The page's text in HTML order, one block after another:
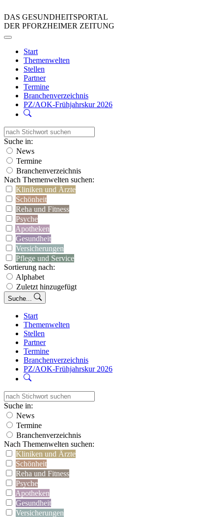
DAS GESUNDHEITSPORTAL
DER PFORZHEIMER ZEITUNG
Start
Themenwelten
Stellen
Partner
Termine
Branchenverzeichnis
PZ/AOK-Frühjahrskur 2026
Suche in:
News
Termine
Branchenverzeichnis
Nach Themenwelten suchen:
Kliniken und Ärzte
Schönheit
Reha und Fitness
Psyche
Apotheken
Gesundheit
Versicherungen
Pflege und Service
Sortierung nach:
Alphabet
Zuletzt hinzugefügt
Suche...
Start
Themenwelten
Stellen
Partner
Termine
Branchenverzeichnis
PZ/AOK-Frühjahrskur 2026
Suche in:
News
Termine
Branchenverzeichnis
Nach Themenwelten suchen:
Kliniken und Ärzte
Schönheit
Reha und Fitness
Psyche
Apotheken
Gesundheit
Versicherungen